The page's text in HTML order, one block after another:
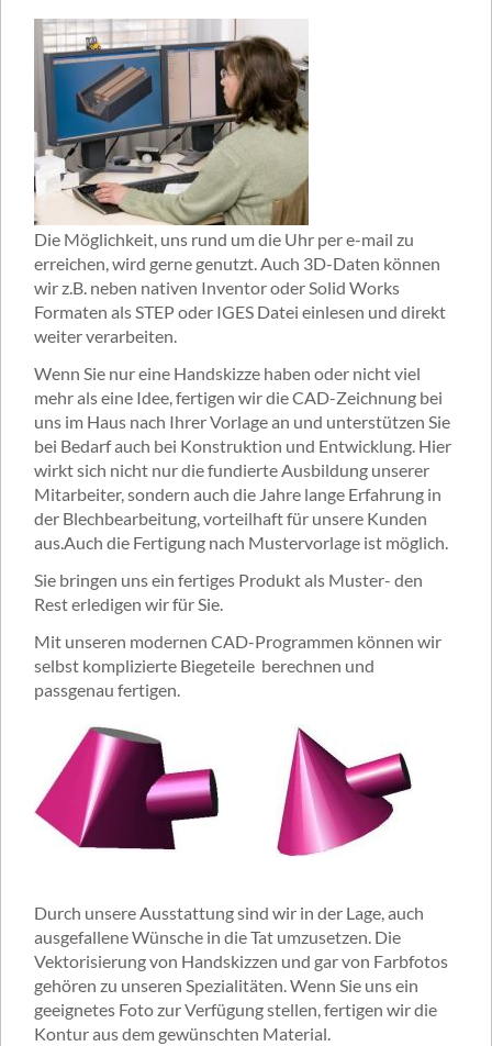
Die Möglichkeit, uns rund um die Uhr per e-mail zu
erreichen, wird gerne genutzt. Auch 3D-Daten können
wir z.B. neben nativen Inventor oder Solid Works
Formaten als STEP oder IGES Datei einlesen und direkt
weiter verarbeiten.
Wenn Sie nur eine Handskizze haben oder nicht viel
mehr als eine Idee, fertigen wir die CAD-Zeichnung bei
uns im Haus nach Ihrer Vorlage an und unterstützen Sie
bei Bedarf auch bei Konstruktion und Entwicklung. Hier
wirkt sich nicht nur die fundierte Ausbildung unserer
Mitarbeiter, sondern auch die Jahre lange Erfahrung in
der Blechbearbeitung, vorteilhaft für unsere Kunden
aus.Auch die Fertigung nach Mustervorlage ist möglich.
Sie bringen uns ein fertiges Produkt als Muster- den
Rest erledigen wir für Sie.
Mit unseren modernen CAD-Programmen können wir
selbst komplizierte Biegeteile berechnen und
passgenau fertigen.
Durch unsere Ausstattung sind wir in der Lage, auch
ausgefallene Wünsche in die Tat umzusetzen. Die
Vektorisierung von Handskizzen und gar von Farbfotos
gehören zu unseren Spezialitäten. Wenn Sie uns ein
geeignetes Foto zur Verfügung stellen, fertigen wir die
Kontur aus dem gewünschten Material.